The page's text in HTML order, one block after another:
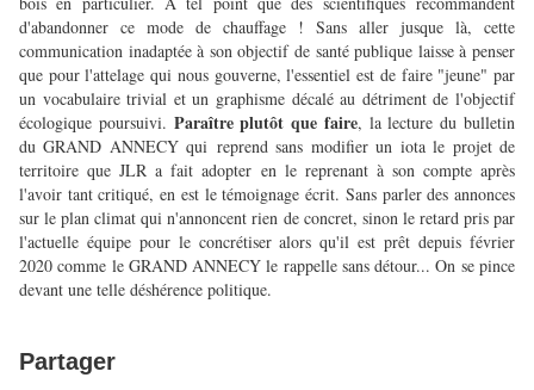
d'abandonner ce mode de chauffage ! Sans aller jusque là, cette
communication inadaptée à son objectif de santé publique laisse à penser
que pour l'attelage qui nous gouverne, l'essentiel est de faire "jeune" par
un vocabulaire trivial et un graphisme décalé au détriment de l'objectif
écologique poursuivi. Paraître plutôt que faire, la lecture du bulletin
du GRAND ANNECY qui reprend sans modifier un iota le projet de
territoire que JLR a fait adopter en le reprenant à son compte après
l'avoir tant critiqué, en est le témoignage écrit. Sans parler des annonces
sur le plan climat qui n'annoncent rien de concret, sinon le retard pris par
l'actuelle équipe pour le concrétiser alors qu'il est prêt depuis février
2020 comme le GRAND ANNECY le rappelle sans détour... On se pince
devant une telle déshérence politique.
Partager